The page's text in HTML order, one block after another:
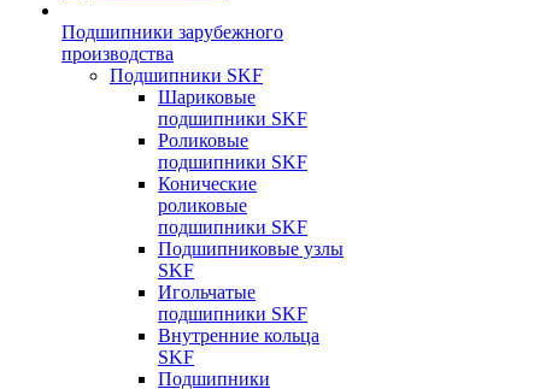
Подшипники зарубежного
производства
Подшипники SKF
Шариковые
подшипники SKF
Роликовые
подшипники SKF
Конические
роликовые
подшипники SKF
Подшипниковые узлы
SKF
Игольчатые
подшипники SKF
Внутренние кольца
SKF
Подшипники